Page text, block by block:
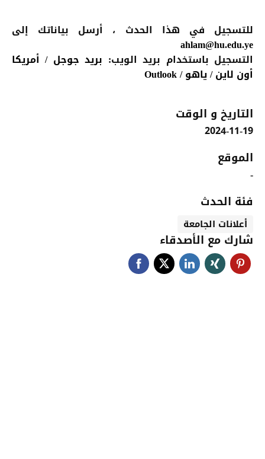
للتسجيل في هذا الحدث ، أرسل بياناتك إلى
ahlam@hu.edu.ye
التسجيل باستخدام بريد الويب: بريد جوجل/ أمريكا
أون لاين/ياهو/
Outlook
التاريخ و الوقت
2024-11-19
الموقع
-
فئة الحدث
أعلانات الجامعة
شارك مع الأصدقاء